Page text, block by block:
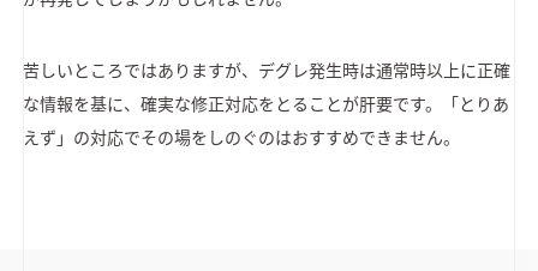
苦しいところではありますが、デグレ発生時は通常時以上に正確
な情報を基に、確実な修正対応をとることが肝要です。「とりあ
えず」の対応でその場をしのぐのはおすすめできません。